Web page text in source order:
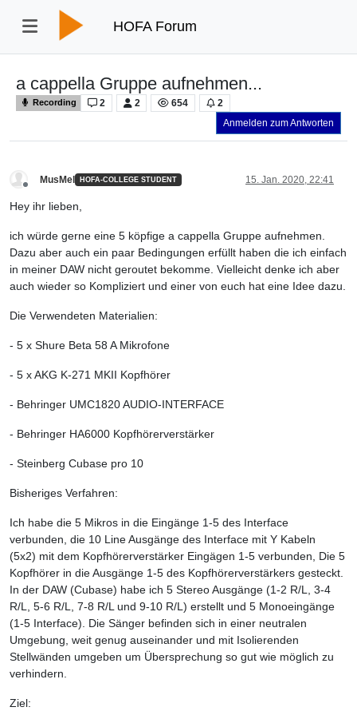
HOFA Forum
a cappella Gruppe aufnehmen...
Recording 2 2 654
2
Anmelden zum Antworten
MusMel HOFA-COLLEGE STUDENT 15. Jan. 2020, 22:41
Hey ihr lieben,
ich würde gerne eine 5 köpfige a cappella Gruppe aufnehmen.
Dazu aber auch ein paar Bedingungen erfüllt haben die ich einfach
in meiner DAW nicht geroutet bekomme. Vielleicht denke ich aber
auch wieder so Kompliziert und einer von euch hat eine Idee dazu.
Die Verwendeten Materialien:
- 5 x Shure Beta 58 A Mikrofone
- 5 x AKG K-271 MKII Kopfhörer
- Behringer UMC1820 AUDIO-INTERFACE
- Behringer HA6000 Kopfhörerverstärker
- Steinberg Cubase pro 10
Bisheriges Verfahren:
Ich habe die 5 Mikros in die Eingänge 1-5 des Interface
verbunden, die 10 Line Ausgänge des Interface mit Y Kabeln
(5x2) mit dem Kopfhörerverstärker Eingägen 1-5 verbunden, Die 5
Kopfhörer in die Ausgänge 1-5 des Kopfhörerverstärkers gesteckt.
In der DAW (Cubase) habe ich 5 Stereo Ausgänge (1-2 R/L, 3-4
R/L, 5-6 R/L, 7-8 R/L und 9-10 R/L) erstellt und 5 Monoeingänge
(1-5 Interface). Die Sänger befinden sich in einer neutralen
Umgebung, weit genug auseinander und mit Isolierenden
Stellwänden umgeben um Übersprechung so gut wie möglich zu
verhindern.
Ziel: